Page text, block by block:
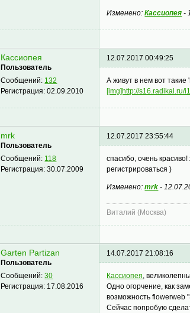
Изменено:Кассиопея -
Кассиопея
Пользователь
Сообщений: 132
Регистрация:02.09.2010
12.07.2017 00:49:25
А живут в нем вот
[img]http://s16.radikal.ru/
mrk
Пользователь
Сообщений: 118
Регистрация:30.07.2009
12.07.2017 23:55:44
спасибо, очень
регистрироваться )
Изменено:mrk -
Виталий (Москва)
Garten Partizan
Пользователь
Сообщений:30
Регистрация: 17.08.2016
14.07.2017 21:08:16
Кассиопея,
Одно огорчение, как
возможность flowerweb
Сейчас попробую